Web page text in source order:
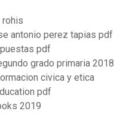
rohis
antonio perez tapias pdf
pdf
grado primaria 2018
civica y etica
pdf
2019